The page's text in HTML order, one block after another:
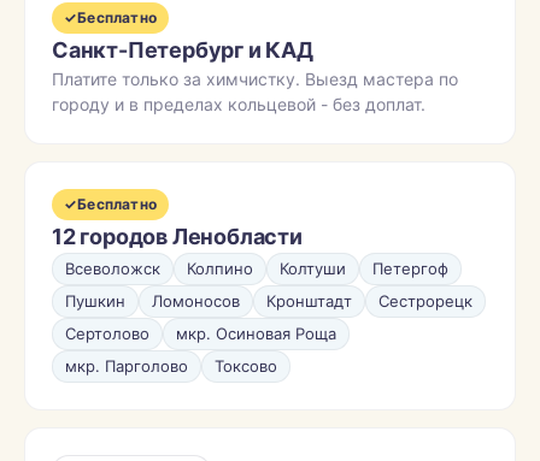
✓Бесплатно
Санкт-Петербург и КАД
Платите только за химчистку. Выезд мастера по
городу и в пределах кольцевой - без доплат.
✓Бесплатно
12 городов Ленобласти
Всеволожск Колпино Колтуши
Петергоф
Пушкин
Ломоносов Кронштадт
Сестрорецк
Сертолово
мкр. Осиновая Роща
мкр. Парголово
Токсово